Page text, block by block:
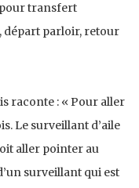
transfert
départ parloir, retour
raconte : « Pour aller
Le surveillant d’aile
aller pointer au
surveillant qui est